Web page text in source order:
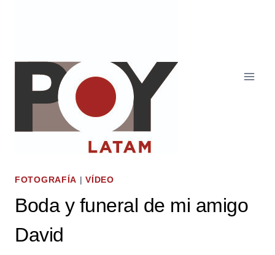
FOTOGRAFÍA |VÍDEO
Boda y funeral de mi amigo
David